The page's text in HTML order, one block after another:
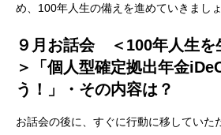
め、100年人生の備えを進めていきましょ
９月お話会 ＜100年人生を
＞「個人型確定拠出年金
う！」・その内容は？
お話会の後に、すぐに行動に移していた